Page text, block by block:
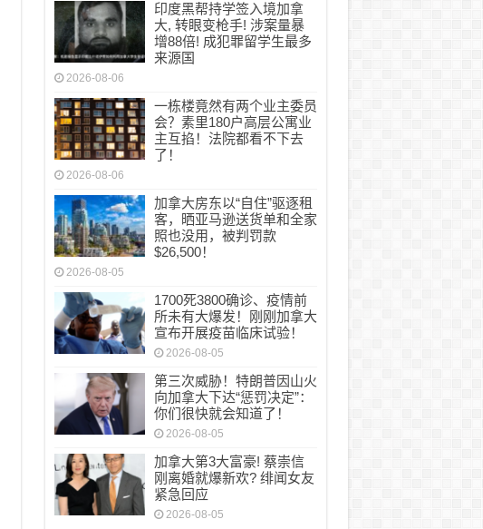
印度黑帮持学签入境加拿
大, 转眼变枪手! 涉案量暴
增88倍! 成犯罪留学生最多
来源国
2026-08-06
一栋楼竟然有两个业主委员
会？素里180户高层公寓业
主互掐！法院都看不下去
了！
2026-08-06
加拿大房东以“自住”驱逐租
客，晒亚马逊送货单和全家
照也没用，被判罚款
$26,500！
2026-08-05
1700死3800确诊、疫情前
所未有大爆发！刚刚加拿大
宣布开展疫苗临床试验！
2026-08-05
第三次威胁！特朗普因山火
向加拿大下达“惩罚决定”：
你们很快就会知道了！
2026-08-05
加拿大第3大富豪! 蔡崇信
刚离婚就爆新欢? 绯闻女友
紧急回应
2026-08-05